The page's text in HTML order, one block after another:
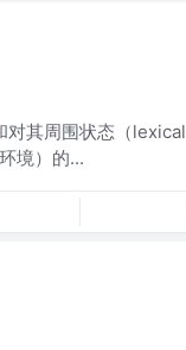
对其周围状态（lexical
境）的...